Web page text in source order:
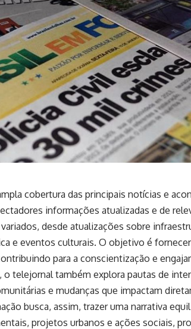
cobertura das principais notícias e
informações atualizadas e de
desde atualizações sobre
e eventos culturais. O objetivo é
para a conscientização e
o telejornal também explora pautas de
e mudanças que impactam
busca, assim, trazer uma narrativa
projetos urbanos e ações sociais,